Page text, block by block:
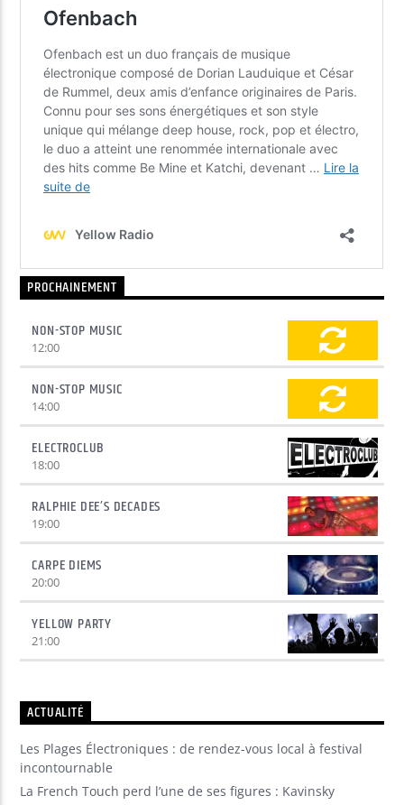
PROCHAINEMENT
NON-STOP MUSIC
12:00
NON-STOP MUSIC
14:00
ELECTROCLUB
18:00
RALPHIE DEE’S DECADES
19:00
CARPE DIEMS
20:00
YELLOW PARTY
21:00
ACTUALITÉ
Les Plages Électroniques : de rendez-vous local à festival
incontournable
La French Touch perd l’une de ses figures : Kavinsky